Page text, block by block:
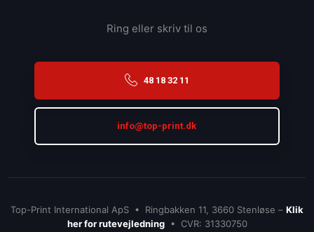
Ring eller skriv til os
48 18 32 11
info@top-print.dk
Top-Print International ApS • Ringbakken 11, 3660 Stenløse – Klik
her for rutevejledning• CVR: 31330750